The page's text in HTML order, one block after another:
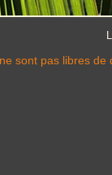
sont pas libres